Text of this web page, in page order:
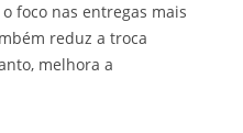
foco nas entregas mais
reduz a troca
melhora a